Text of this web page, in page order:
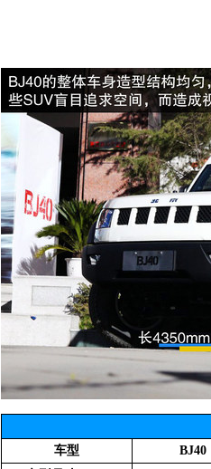
车型
BJ40